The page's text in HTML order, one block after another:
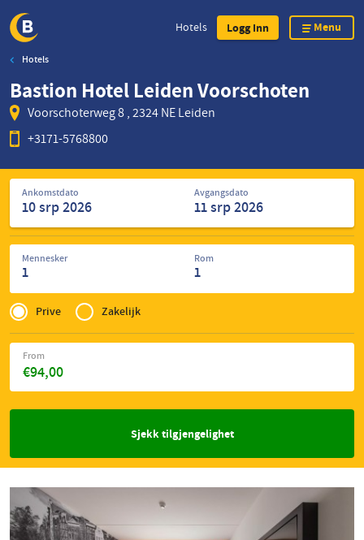
Skip
main
content
Hotels Logg Inn Menu
Hotels
Bastion Hotel Leiden Voorschoten
Voorschoterweg 8 , 2324 NE Leiden
+3171-5768800
Søk
etter
hoteller
Ankomstdato Avgangsdato
Mennesker
1
Rom
1
Privé
of
Zakelijk
Prive Zakelijk
€94,00
From
Sjekk tilgjengelighet